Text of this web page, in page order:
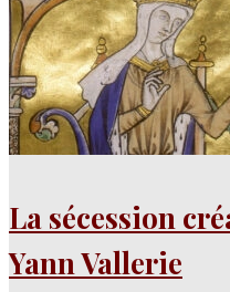
La sécession
Yann Vallerie